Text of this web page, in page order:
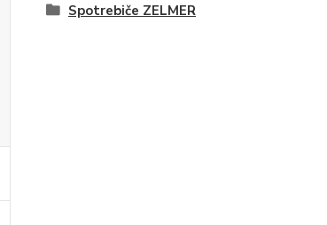
Spotrebiče ZELMER